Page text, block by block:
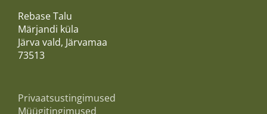
Rebase Talu
Märjandi küla
Järva vald, Järvamaa
73513
Privaatsustingimused
Müügitingimused